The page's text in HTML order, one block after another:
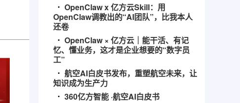
OpenClaw x 亿方云Skill：用
OpenClaw调教出的“AI团队”，比我本人
还卷
OpenClaw × 亿方云｜能干活、有记
忆、懂业务，这才是企业想要的“数字员
工”
航空AI白皮书发布，重塑航空未来，让
知识成为生产力
360亿方智能 ·航空AI白皮书